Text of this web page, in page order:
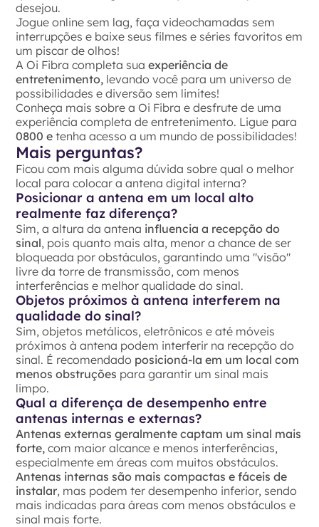
desejou.
Jogue online sem lag, faça videochamadas sem
interrupções e baixe seus filmes e séries favoritos em
um piscar de olhos!
A Oi Fibra completa suaexperiência de
entretenimento, levando você para um universo de
possibilidades e diversão sem limites!
Conheça mais sobre a Oi Fibra e desfrute de uma
experiência completa de entretenimento. Ligue para
0800 e tenha acesso a um mundo de possibilidades!
Mais perguntas?
Ficou com mais alguma dúvida sobre qual o melhor
local para colocar a antena digital interna?
Posicionar a antena em um local alto
realmente faz diferença?
Sim, a altura da antena influencia a recepção do
sinal, pois quanto mais alta, menor a chance de ser
bloqueada por obstáculos, garantindo uma "visão"
livre da torre de transmissão, com menos
interferências e melhor qualidade do sinal.
Objetos próximos à antena interferem na
qualidade do sinal?
Sim, objetos metálicos, eletrônicos e até móveis
próximos à antena podem interferir na recepção do
sinal. É recomendado posicioná-la em um local com
menos obstruções para garantir um sinal mais
limpo.
Qual a diferença de desempenho entre
antenas internas e externas?
Antenas externas geralmente captam um sinal mais
forte,com maior alcance e menos interferências,
especialmente em áreas com muitos obstáculos.
Antenas internas são mais compactas e fáceis de
instalar, mas podem ter desempenho inferior, sendo
mais indicadas para áreas com menos obstáculos e
sinal mais forte.